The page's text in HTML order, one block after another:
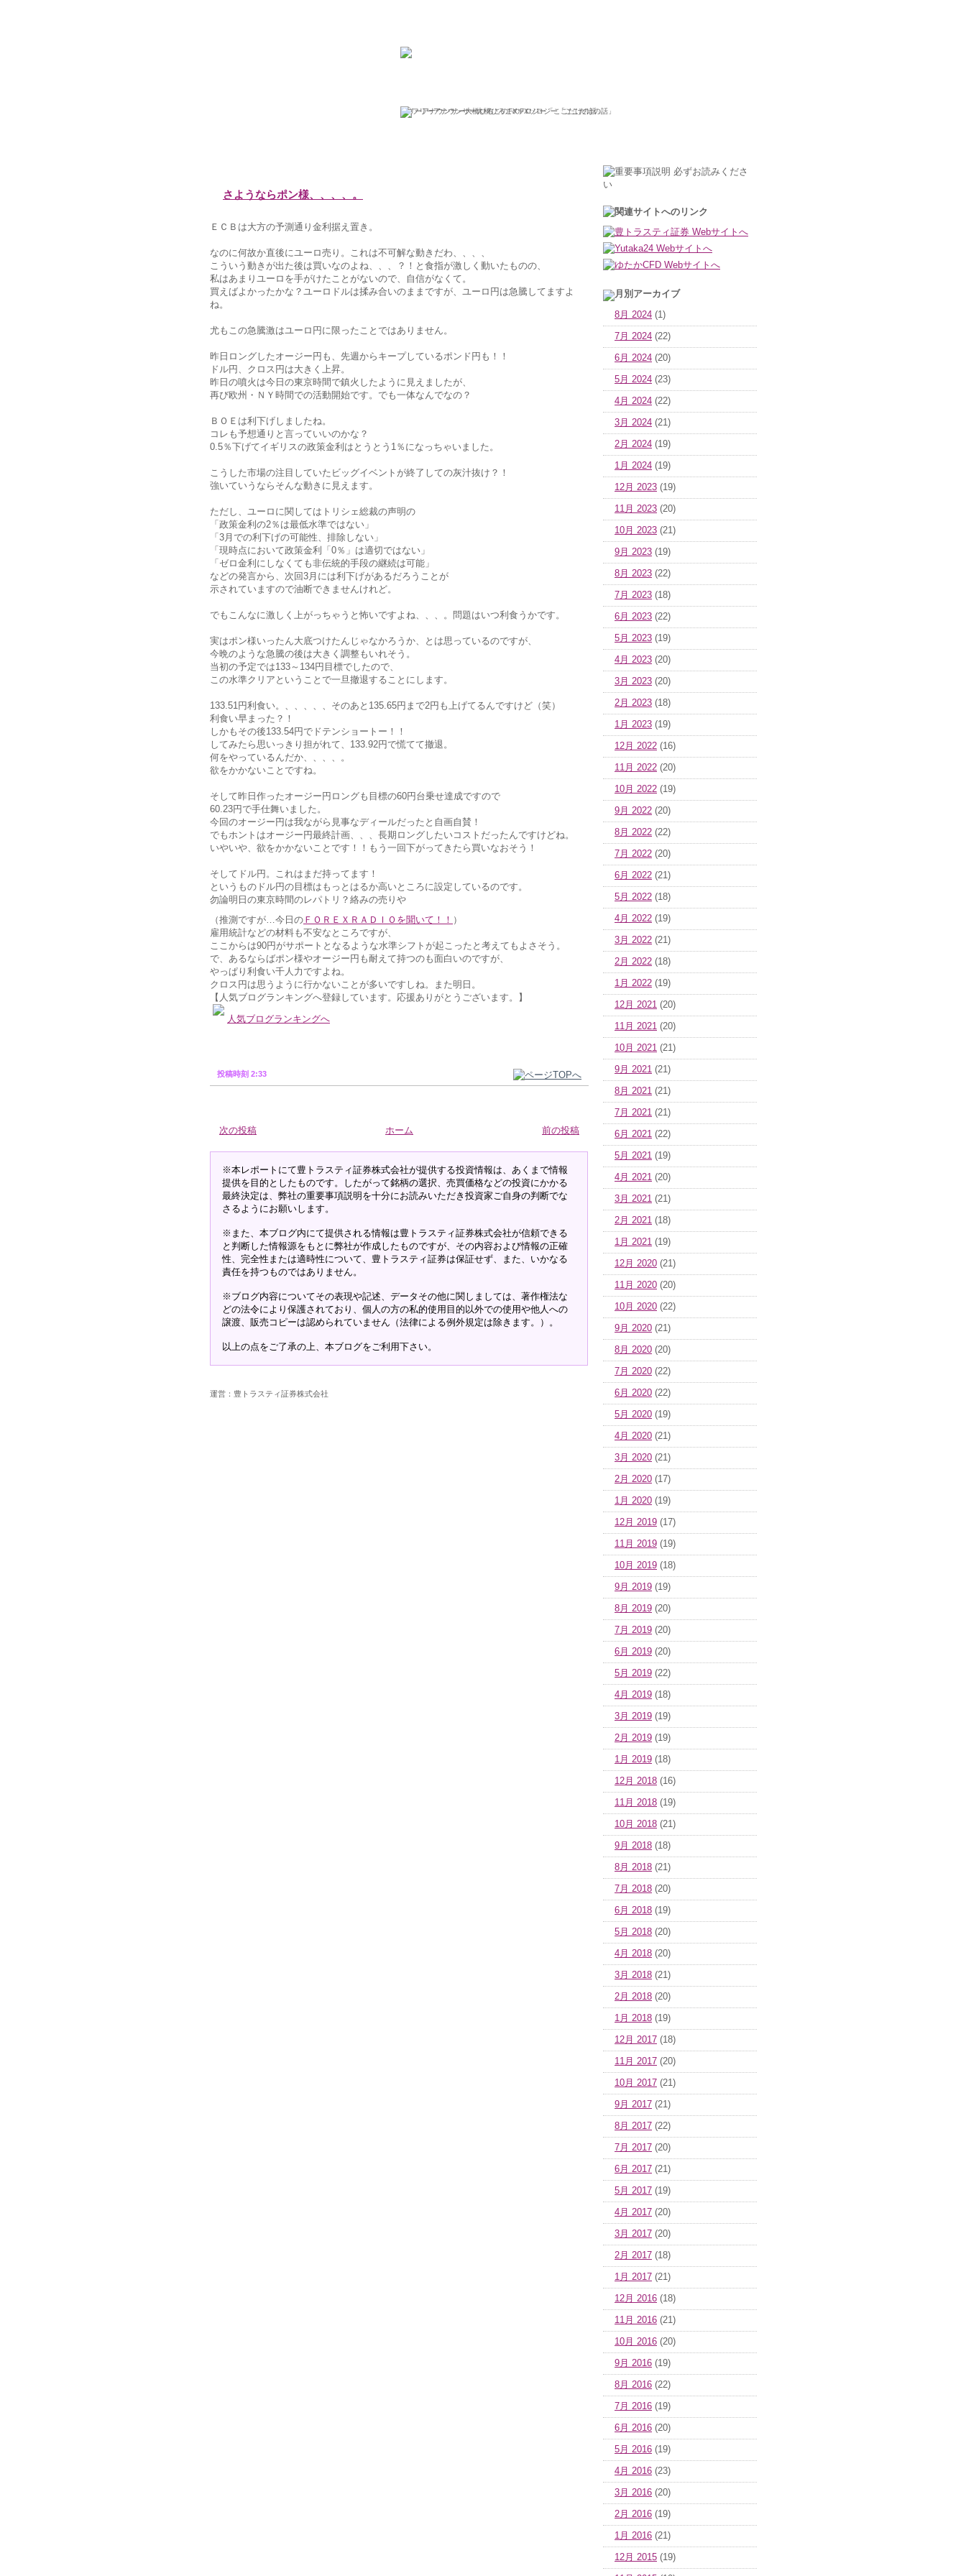
ひろこの“ボラタイル”な日々
フリーアナウンサー大橋ひろこのFXソロジー「ここだけの話」
さようならポン様、、、、。
ＥＣＢは大方の予測通り金利据え置き。
なのに何故か直後にユーロ売り。これは不可解な動きだわ、、、、
こういう動きが出た後は買いなのよね、、、？！と食指が激しく動いたものの、
私はあまりユーロを手がけたことがないので、自信がなくて。
買えばよかったかな？ユーロドルは揉み合いのままですが、ユーロ円は急騰してますよ
ね。
尤もこの急騰激はユーロ円に限ったことではありません。
昨日ロングしたオージー円も、先週からキープしているポンド円も！！
ドル円、クロス円は大きく上昇。
昨日の噴火は今日の東京時間で鎮火したように見えましたが、
再び欧州・ＮＹ時間での活動開始です。でも一体なんでなの？
ＢＯＥは利下げしましたね。
コレも予想通りと言っていいのかな？
0.5％下げてイギリスの政策金利はとうとう1％になっちゃいました。
こうした市場の注目していたビッグイベントが終了しての灰汁抜け？！
強いていうならそんな動きに見えます。
ただし、ユーロに関してはトリシェ総裁の声明の
「政策金利の2％は最低水準ではない」
「3月での利下げの可能性、排除しない」
「現時点において政策金利「0％」は適切ではない」
「ゼロ金利にしなくても非伝統的手段の継続は可能」
などの発言から、次回3月には利下げがあるだろうことが
示されていますので油断できませんけれど。
でもこんなに激しく上がっちゃうと怖いですよね、、、。問題はいつ利食うかです。
実はポン様いったん大底つけたんじゃなかろうか、とは思っているのですが、
今晩のような急騰の後は大きく調整もいれそう。
当初の予定では133～134円目標でしたので、
この水準クリアということで一旦撤退することにします。
133.51円利食い。、、、、、そのあと135.65円まで2円も上げてるんですけど（笑）
利食い早まった？！
しかもその後133.54円でドテンショートー！！
してみたら思いっきり担がれて、133.92円で慌てて撤退。
何をやっているんだか、、、、。
欲をかかないことですね。
そして昨日作ったオージー円ロングも目標の60円台乗せ達成ですので
60.23円で手仕舞いました。
今回のオージー円は我ながら見事なディールだったと自画自賛！
でもホントはオージー円最終計画、、、長期ロングしたいコストだったんですけどね。
いやいや、欲をかかないことです！！もう一回下がってきたら買いなおそう！
そしてドル円。これはまだ持ってます！
というものドル円の目標はもっとはるか高いところに設定しているのです。
勿論明日の東京時間のレパトリ？絡みの売りや
（推測ですが…今日の ＦＯＲＥＸＲＡＤＩＯを聞いて！！ ）
雇用統計などの材料も不安なところですが、
ここからは90円がサポートとなるような水準シフトが起こったと考えてもよさそう。
で、あるならばポン様やオージー円も耐えて持つのも面白いのですが、
やっぱり利食い千人力ですよね。
クロス円は思うように行かないことが多いですしね。また明日。
【人気ブログランキングへ登録しています。応援ありがとうございます。】
人気ブログランキングへ
投稿時刻 2:33
次の投稿 前の投稿
ホーム
※本レポートにて豊トラスティ証券株式会社が提供する投資情報は、あくまで情報
提供を目的としたものです。したがって銘柄の選択、売買価格などの投資にかかる
最終決定は、弊社の重要事項説明を十分にお読みいただき投資家ご自身の判断でな
さるようにお願いします。
※また、本ブログ内にて提供される情報は豊トラスティ証券株式会社が信頼できる
と判断した情報源をもとに弊社が作成したものですが、その内容および情報の正確
性、完全性または適時性について、豊トラスティ証券は保証せず、また、いかなる
責任を持つものではありません。
※ブログ内容についてその表現や記述、データその他に関しましては、著作権法な
どの法令により保護されており、個人の方の私的使用目的以外での使用や他人への
譲渡、販売コピーは認められていません（法律による例外規定は除きます。）。
以上の点をご了承の上、本ブログをご利用下さい。
運営：豊トラスティ証券株式会社
8月 2024 (1)
7月 2024 (22)
6月 2024 (20)
5月 2024 (23)
4月 2024 (22)
3月 2024 (21)
2月 2024 (19)
1月 2024 (19)
12月 2023 (19)
11月 2023 (20)
10月 2023 (21)
9月 2023 (19)
8月 2023 (22)
7月 2023 (18)
6月 2023 (22)
5月 2023 (19)
4月 2023 (20)
3月 2023 (20)
2月 2023 (18)
1月 2023 (19)
12月 2022 (16)
11月 2022 (20)
10月 2022 (19)
9月 2022 (20)
8月 2022 (22)
7月 2022 (20)
6月 2022 (21)
5月 2022 (18)
4月 2022 (19)
3月 2022 (21)
2月 2022 (18)
1月 2022 (19)
12月 2021 (20)
11月 2021 (20)
10月 2021 (21)
9月 2021 (21)
8月 2021 (21)
7月 2021 (21)
6月 2021 (22)
5月 2021 (19)
4月 2021 (20)
3月 2021 (21)
2月 2021 (18)
1月 2021 (19)
12月 2020 (21)
11月 2020 (20)
10月 2020 (22)
9月 2020 (21)
8月 2020 (20)
7月 2020 (22)
6月 2020 (22)
5月 2020 (19)
4月 2020 (21)
3月 2020 (21)
2月 2020 (17)
1月 2020 (19)
12月 2019 (17)
11月 2019 (19)
10月 2019 (18)
9月 2019 (19)
8月 2019 (20)
7月 2019 (20)
6月 2019 (20)
5月 2019 (22)
4月 2019 (18)
3月 2019 (19)
2月 2019 (19)
1月 2019 (18)
12月 2018 (16)
11月 2018 (19)
10月 2018 (21)
9月 2018 (18)
8月 2018 (21)
7月 2018 (20)
6月 2018 (19)
5月 2018 (20)
4月 2018 (20)
3月 2018 (21)
2月 2018 (20)
1月 2018 (19)
12月 2017 (18)
11月 2017 (20)
10月 2017 (21)
9月 2017 (21)
8月 2017 (22)
7月 2017 (20)
6月 2017 (21)
5月 2017 (19)
4月 2017 (20)
3月 2017 (20)
2月 2017 (18)
1月 2017 (21)
12月 2016 (18)
11月 2016 (21)
10月 2016 (20)
9月 2016 (19)
8月 2016 (22)
7月 2016 (19)
6月 2016 (20)
5月 2016 (19)
4月 2016 (23)
3月 2016 (20)
2月 2016 (19)
1月 2016 (21)
12月 2015 (19)